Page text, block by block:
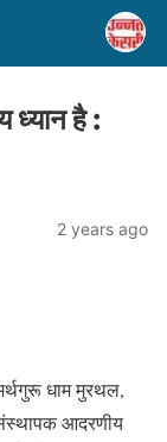
ध्यान है :
2 years ago
धाम मुरथल,
आदरणीय